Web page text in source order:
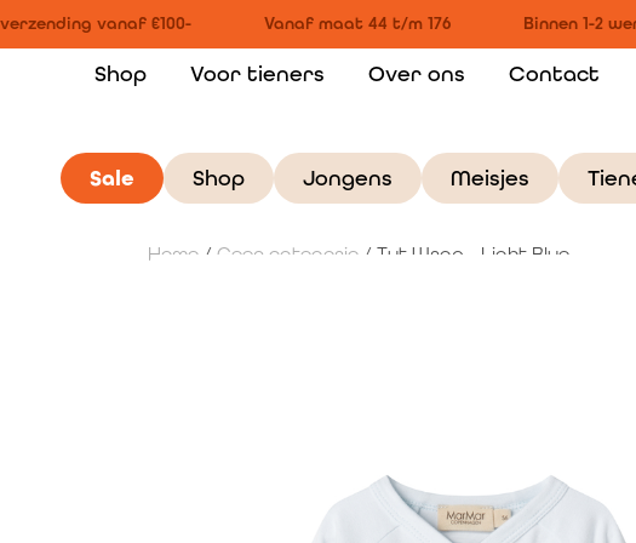
vanaf €100- Vanaf maat 44 t/m 176 Binnen 1-2
Shop Voor tieners Over ons Contact
Sale Shop Jongens Meisjes
Home / Geen categorie / Tut Wrap – Light Blue